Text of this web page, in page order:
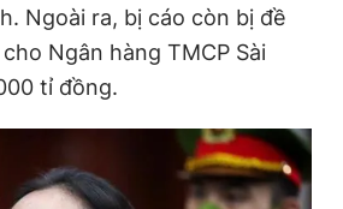
Ngoài ra, bị cáo còn bị đề
Ngân hàng TMCP Sài
tỉ đồng.